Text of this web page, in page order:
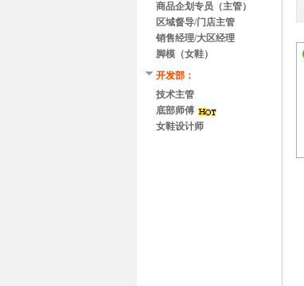
方向）
商品企划专员（主管）
区域督导/门店主管
销售经理/大区经理
脚模（女鞋）
开发部：
技术主管
底部师傅
女鞋设计师